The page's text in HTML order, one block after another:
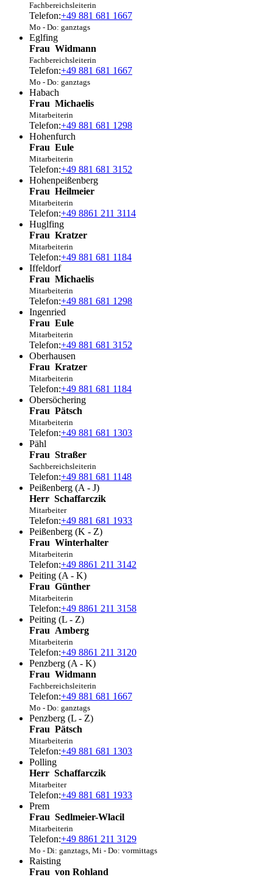
Fachbereichsleiterin
Telefon:+49 881 681 1667
Mo - Do: ganztags
Eglfing
Frau Widmann
Fachbereichsleiterin
Telefon:+49 881 681 1667
Mo - Do: ganztags
Habach
Frau Michaelis
Mitarbeiterin
Telefon:+49 881 681 1298
Hohenfurch
Frau Eule
Mitarbeiterin
Telefon:+49 881 681 3152
Hohenpeißenberg
Frau Heilmeier
Mitarbeiterin
Telefon:+49 8861 211 3114
Huglfing
Frau Kratzer
Mitarbeiterin
Telefon:+49 881 681 1184
Iffeldorf
Frau Michaelis
Mitarbeiterin
Telefon:+49 881 681 1298
Ingenried
Frau Eule
Mitarbeiterin
Telefon:+49 881 681 3152
Oberhausen
Frau Kratzer
Mitarbeiterin
Telefon:+49 881 681 1184
Obersöchering
Frau Pätsch
Mitarbeiterin
Telefon:+49 881 681 1303
Pähl
Frau Straßer
Sachbereichsleiterin
Telefon:+49 881 681 1148
Peißenberg (A - J)
Herr Schaffarczik
Mitarbeiter
Telefon:+49 881 681 1933
Peißenberg (K - Z)
Frau Winterhalter
Mitarbeiterin
Telefon:+49 8861 211 3142
Peiting (A - K)
Frau Günther
Mitarbeiterin
Telefon:+49 8861 211 3158
Peiting (L - Z)
Frau Amberg
Mitarbeiterin
Telefon:+49 8861 211 3120
Penzberg (A - K)
Frau Widmann
Fachbereichsleiterin
Telefon:+49 881 681 1667
Mo - Do: ganztags
Penzberg (L - Z)
Frau Pätsch
Mitarbeiterin
Telefon:+49 881 681 1303
Polling
Herr Schaffarczik
Mitarbeiter
Telefon:+49 881 681 1933
Prem
Frau Sedlmeier-Wlacil
Mitarbeiterin
Telefon:+49 8861 211 3129
Mo - Di: ganztags, Mi - Do: vormittags
Raisting
Frau von Rohland